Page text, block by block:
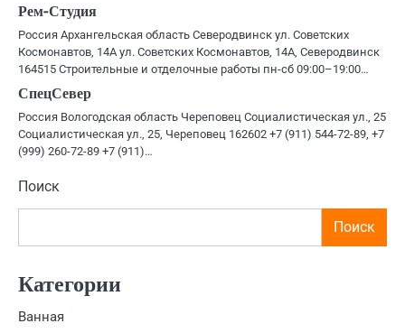
Рем-Студия
Россия Архангельская область Северодвинск ул. Советских
Космонавтов, 14А ул. Советских Космонавтов, 14А, Северодвинск
164515 Строительные и отделочные работы пн-сб 09:00–19:00…
СпецСевер
Россия Вологодская область Череповец Социалистическая ул., 25
Социалистическая ул., 25, Череповец 162602 +7 (911) 544-72-89, +7
(999) 260-72-89 +7 (911)…
Поиск
Поиск
Категории
Ванная